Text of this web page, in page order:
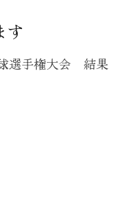
す
選手権大会 結果